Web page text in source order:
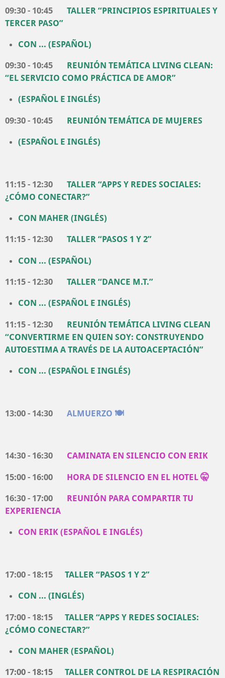
09:30 - 10:45 TALLER “PRINCIPIOS ESPIRITUALES Y
TERCER PASO”
CON ... (ESPAÑOL)
09:30 - 10:45 REUNIÓN TEMÁTICA LIVING CLEAN:
“EL SERVICIO COMO PRÁCTICA DE AMOR”
(ESPAÑOL E INGLÉS)
09:30 - 10:45 REUNIÓN TEMÁTICA DE MUJERES
(ESPAÑOL E INGLÉS)
11:15 - 12:30
TALLER “APPS Y REDES SOCIALES:
¿CÓMO CONECTAR?”
CON MAHER (INGLÉS)
11:15 - 12:30 TALLER “PASOS 1 Y 2”
CON ... (ESPAÑOL)
11:15 - 12:30 TALLER “DANCE M.T.”
CON ... (ESPAÑOL E INGLÉS)
11:15 - 12:30 REUNIÓN TEMÁTICA LIVING CLEAN
“CONVERTIRME EN QUIEN SOY: CONSTRUYENDO
AUTOESTIMA A TRAVÉS DE LA AUTOACEPTACIÓN”
CON ... (ESPAÑOL E INGLÉS)
13:00 - 14:30 ALMUERZO 🍽️
14:30 - 16:30 CAMINATA EN SILENCIO CON ERIK
15:00 - 16:00 HORA DE SILENCIO EN EL HOTEL 🤫
16:30 - 17:00 REUNIÓN PARA COMPARTIR TU
EXPERIENCIA
CON ERIK (ESPAÑOL E INGLÉS)
17:00 - 18:15 TALLER “PASOS 1 Y 2”
CON ... (INGLÉS)
17:00 - 18:15
TALLER “APPS Y REDES SOCIALES:
¿CÓMO CONECTAR?”
CON MAHER (ESPAÑOL)
17:00 - 18:15 TALLER CONTROL DE LA RESPIRACIÓN